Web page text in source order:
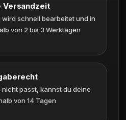
Versandzeit
wird schnell bearbeitet und in
von 2 bis 3 Werktagen
passt, kannst du deine
von 14 Tagen